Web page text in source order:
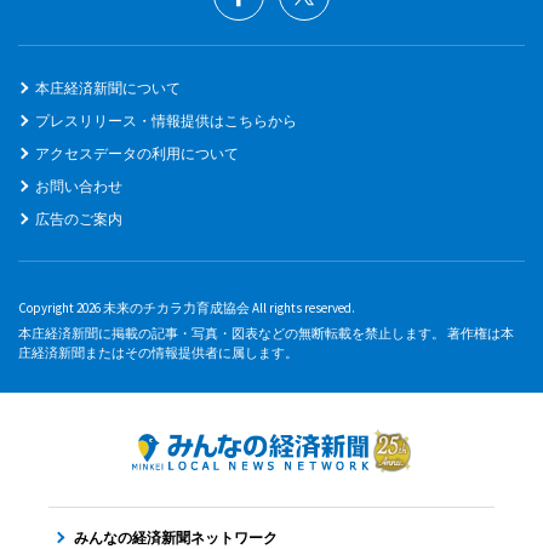
本庄経済新聞について
プレスリリース・情報提供はこちらから
アクセスデータの利用について
お問い合わせ
広告のご案内
Copyright 2026 未来のチカラ力育成協会 All rights reserved.
本庄経済新聞に掲載の記事・写真・図表などの無断転載を禁止します。 著作権は本
庄経済新聞またはその情報提供者に属します。
みんなの経済新聞ネットワーク